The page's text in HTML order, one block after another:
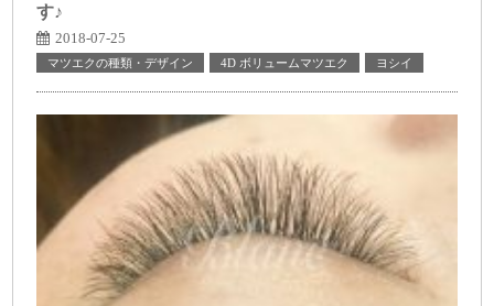
す♪
2018-07-25
マツエクの種類・デザイン 4D ボリュームマツエク ヨシイ